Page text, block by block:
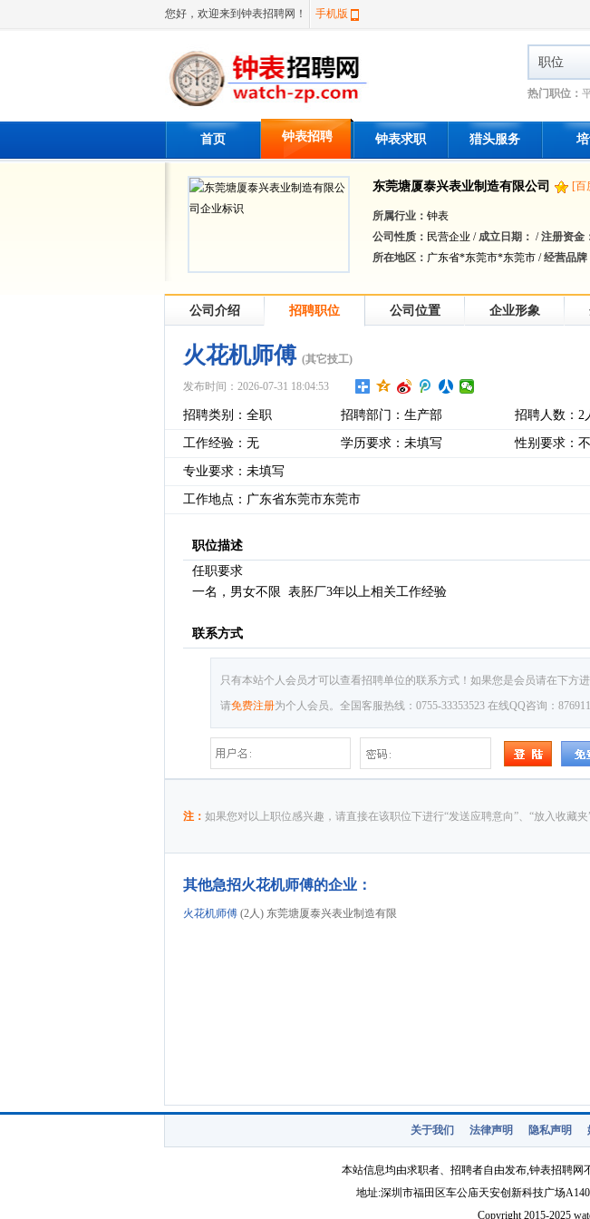
您好，欢迎来到钟表招聘网！ 手机版
职位
热门职位：
首页 钟表招聘 钟表求职 猎头服务 培
东莞塘厦泰兴表业制造有限公司 [百
所属行业： 钟表
公司性质： 民营企业 /成立日期： /注册资金
所在地区： 广东省*东莞市*东莞市 /经营品牌
公司介绍 招聘职位 公司位置 企业形象
火花机师傅 (其它技工)
发布时间：2026-07-31 18:04:53
招聘类别：全职 招聘部门：生产部 招聘人数：2
工作经验：无 学历要求：未填写 性别要求：
专业要求：未填写
工作地点：广东省东莞市东莞市
职位描述
任职要求
一名，男女不限 表胚厂3年以上相关工作经验
联系方式
只有本站个人会员才可以查看招聘单位的联系方式！如果您是会员请在下方
请免费注册为个人会员。全国客服热线：0755-33353523 在线QQ咨询：
注： 如果您对以上职位感兴趣，请直接在该职位下进行“发送应聘意向”、“放入收藏夹
其他急招火花机师傅的企业：
火花机师傅 (2人) 东莞塘厦泰兴表业制造有限
关于我们 法律声明 隐私声明
本站信息均由求职者、招聘者自由发布,钟表招聘
地址:深圳市福田区车公庙天安创新科技广场
Copyright 2015-2025